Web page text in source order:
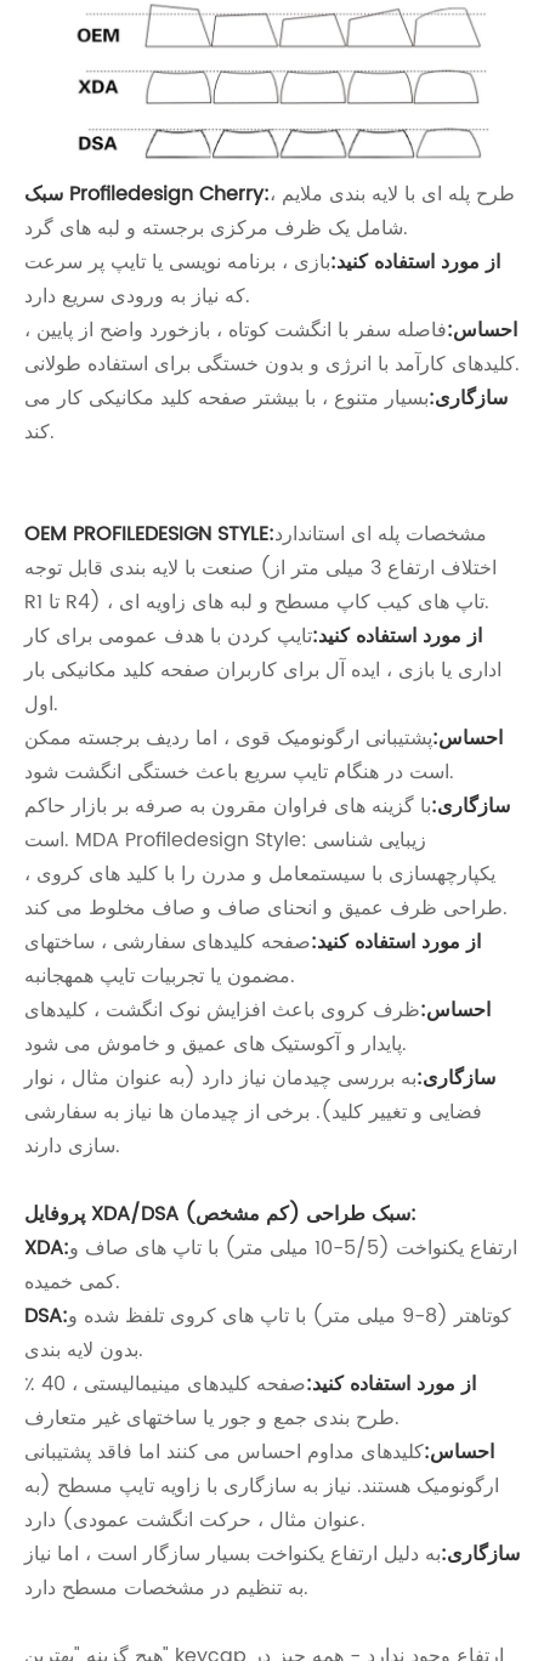
سبک Profiledesign Cherry:طرح پله ای با لایه بندی ملایم ،
شامل یک ظرف مرکزی برجسته و لبه های گرد.
از مورد استفاده کنید:بازی ، برنامه نویسی یا تایپ پر سرعت
که نیاز به ورودی سریع دارد.
احساس:فاصله سفر با انگشت کوتاه ، بازخورد واضح از پایین ،
کلیدهای کارآمد با انرژی و بدون خستگی برای استفاده طولانی.
سازگاری:بسیار متنوع ، با بیشتر صفحه کلید مکانیکی کار می
کند.
OEM PROFILEDESIGN STYLE:مشخصات پله ای استاندارد
صنعت با لایه بندی قابل توجه (اختلاف ارتفاع 3 میلی متر از
R1 تا R4) ، تاپ های کیب کاپ مسطح و لبه های زاویه ای.
از مورد استفاده کنید:تایپ کردن با هدف عمومی برای کار
اداری یا بازی ، ایده آل برای کاربران صفحه کلید مکانیکی بار
اول.
احساس:پشتیبانی ارگونومیک قوی ، اما ردیف برجسته ممکن
است در هنگام تایپ سریع باعث خستگی انگشت شود.
سازگاری:با گزینه های فراوان مقرون به صرفه بر بازار حاکم
است. MDA Profiledesign Style: زیبایی شناسی
یکپارچهسازی با سیستمعامل و مدرن را با کلید های کروی ،
طراحی ظرف عمیق و انحنای صاف و صاف مخلوط می کند.
از مورد استفاده کنید:صفحه کلیدهای سفارشی ، ساختهای
مضمون یا تجربیات تایپ همهجانبه.
احساس:ظرف کروی باعث افزایش نوک انگشت ، کلیدهای
پایدار و آکوستیک های عمیق و خاموش می شود.
سازگاری:به بررسی چیدمان نیاز دارد (به عنوان مثال ، نوار
فضایی و تغییر کلید). برخی از چیدمان ها نیاز به سفارشی
سازی دارند.
پروفایل XDA/DSA (کم مشخص) سبک طراحی:
XDA:ارتفاع یکنواخت (5/5-10 میلی متر) با تاپ های صاف و
کمی خمیده.
DSA:کوتاهتر (8-9 میلی متر) با تاپ های کروی تلفظ شده و
بدون لایه بندی.
از مورد استفاده کنید:
صفحه کلیدهای مینیمالیستی ، 40 ٪
طرح بندی جمع و جور یا ساختهای غیر متعارف.
احساس:کلیدهای مداوم احساس می کنند اما فاقد پشتیبانی
ارگونومیک هستند. نیاز به سازگاری با زاویه تایپ مسطح (به
عنوان مثال ، حرکت انگشت عمودی) دارد.
سازگاری:به دلیل ارتفاع یکنواخت بسیار سازگار است ، اما نیاز
به تنظیم در مشخصات مسطح دارد.